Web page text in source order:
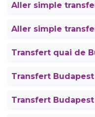
Aller simple
Aller simple
Transfert quai de
Transfert
Transfert